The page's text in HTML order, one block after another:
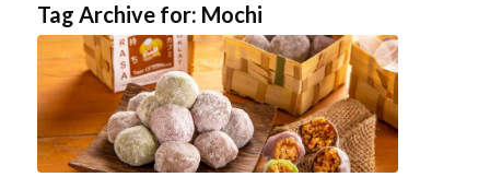
Tag Archive for: Mochi